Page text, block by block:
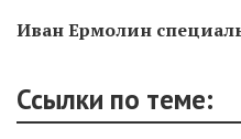
Иван Ермолин
Ссылки по теме: